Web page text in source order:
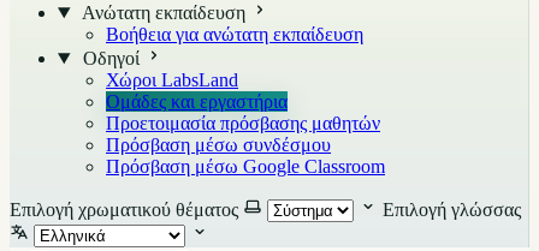
Ανώτατη εκπαίδευση
Βοήθεια για ανώτατη εκπαίδευση
Οδηγοί
Χώροι LabsLand
Ομάδες και εργαστήρια
Προετοιμασία πρόσβασης μαθητών
Πρόσβαση μέσω συνδέσμου
Πρόσβαση μέσω Google Classroom
Επιλογή χρωματικού θέματος Επιλογή γλώσσας